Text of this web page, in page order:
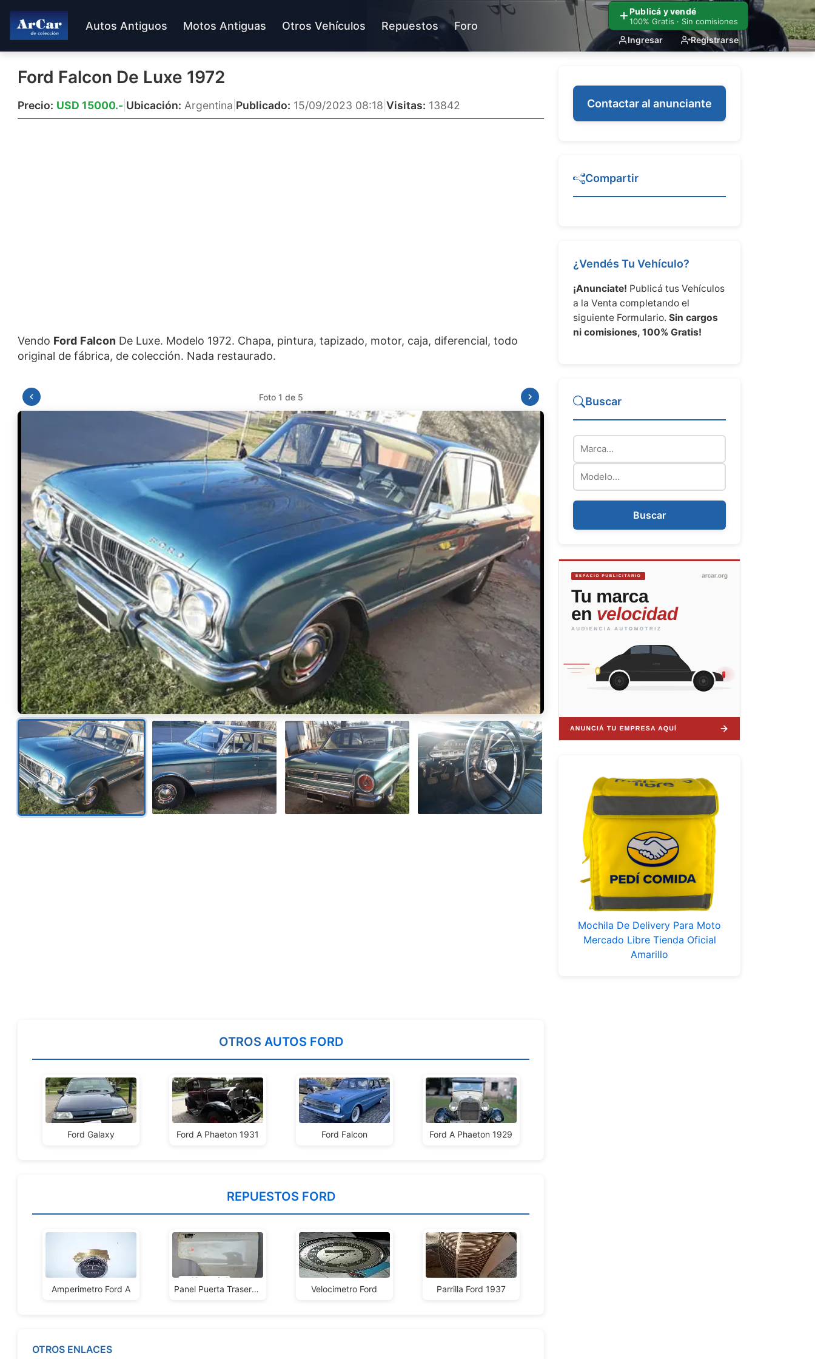
Publicá y vendé
100% Gratis · Sin comisiones
Ingresar Registrarse
Autos Antiguos Motos Antiguas Otros Vehículos Repuestos Foro
Ford Falcon De Luxe 1972
Precio: USD 15000.- Ubicación: Argentina Publicado: 15/09/2023 08:18 Visitas: 13842
Vendo Ford Falcon De Luxe. Modelo 1972. Chapa, pintura, tapizado, motor, caja, diferencial, todo
Foto 1 de 5
OTROS AUTOS FORD
Ford Galaxy Ford A Phaeton 1931 Ford Falcon Ford A Phaeton 1929
REPUESTOS FORD
Amperimetro Ford A Panel Puerta Trasera Derecha Ford Falcon Velocimetro Ford Parrilla Ford 1937
OTROS ENLACES
Contactar al anunciante
Compartir
¿Vendés Tu Vehículo?
¡Anunciate! Publicá tus Vehículos
a la Venta completando el
siguiente Formulario. Sin cargos
ni comisiones, 100% Gratis!
Buscar
Buscar
Mochila De Delivery Para Moto
Mercado Libre Tienda Oficial
Amarillo